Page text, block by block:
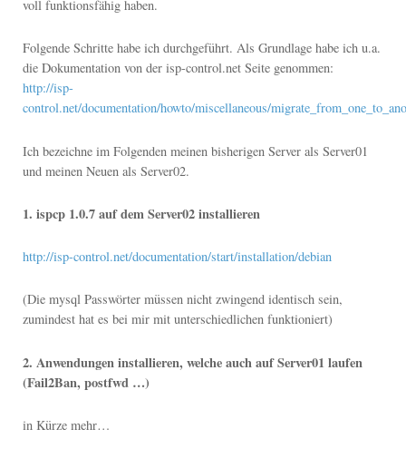
voll funktionsfähig haben.
Folgende Schritte habe ich durchgeführt. Als Grundlage habe ich u.a.
die Dokumentation von der isp-control.net Seite genommen:
http://isp-
control.net/documentation/howto/miscellaneous/
Ich bezeichne im Folgenden meinen bisherigen Server als Server01
und meinen Neuen als Server02.
1. ispcp 1.0.7 auf dem Server02 installieren
http://isp-control.net/documentation/start/installation/debian
(Die mysql Passwörter müssen nicht zwingend identisch sein,
zumindest hat es bei mir mit unterschiedlichen funktioniert)
2. Anwendungen installieren, welche auch auf Server01 laufen
(Fail2Ban, postfwd …)
in Kürze mehr…